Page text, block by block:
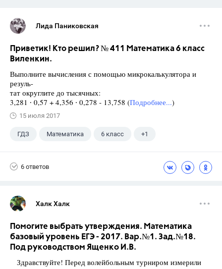
Лида Паниковская
Приветик! Кто решил? № 411 Математика 6 класс
Виленкин.
Выполните вычисления с помощью микрокалькулятора и
резуль-
тат округлите до тысячных:
3,281 ∙ 0,57 + 4,356 ∙ 0,278 - 13,758 (Подробнее...)
15 июля 2017
ГДЗ Математика 6 класс +1
6 ответов
Халк Халк
Помогите выбрать утверждения. Математика
базовый уровень ЕГЭ - 2017. Вар.№1. Зад.№18.
Под руководством Ященко И.В.
Здравствуйте! Перед волейбольным турниром измерили